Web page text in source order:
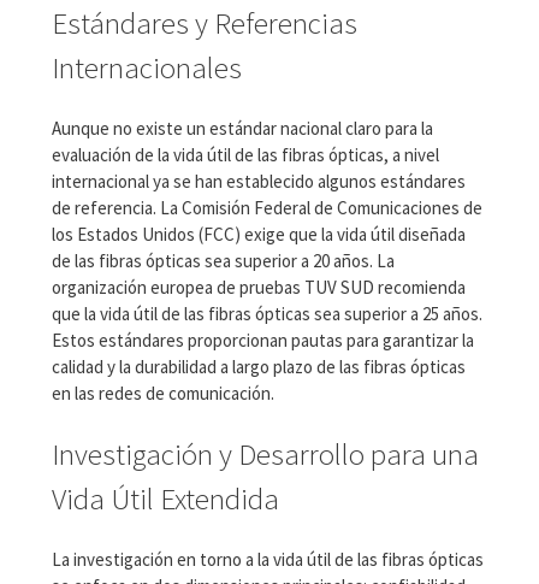
Estándares y Referencias
Internacionales
Aunque no existe un estándar nacional claro para la
evaluación de la vida útil de las fibras ópticas, a nivel
internacional ya se han establecido algunos estándares
de referencia. La Comisión Federal de Comunicaciones de
los Estados Unidos (FCC) exige que la vida útil diseñada
de las fibras ópticas sea superior a 20 años. La
organización europea de pruebas TUV SUD recomienda
que la vida útil de las fibras ópticas sea superior a 25 años.
Estos estándares proporcionan pautas para garantizar la
calidad y la durabilidad a largo plazo de las fibras ópticas
en las redes de comunicación.
Investigación y Desarrollo para una
Vida Útil Extendida
La investigación en torno a la vida útil de las fibras ópticas